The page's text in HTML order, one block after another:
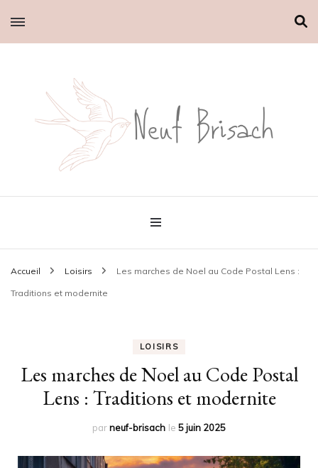
Neuf brisach
Le petit blog d'Emilie
Accueil Loisirs Les marches de Noel au Code Postal Lens :
Traditions et modernite
LOISIRS
Les marches de Noel au Code Postal
Lens : Traditions et modernite
parneuf-brisach le 5 juin 2025